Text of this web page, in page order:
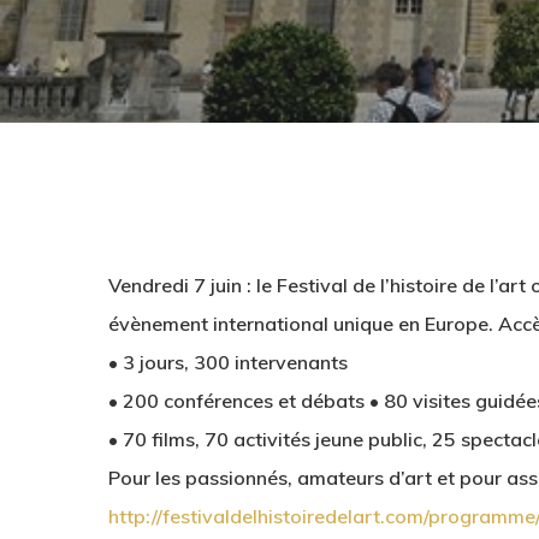
Vendredi 7 juin : le Festival de l’histoire de
évènement international unique en Europe.
• 3 jours, 300 intervenants
• 200 conférences et débats • 80 visites
• 70 films, 70 activités jeune public, 25
Pour les passionnés, amateurs d’art et pour
http://festivaldelhistoiredelart.com/